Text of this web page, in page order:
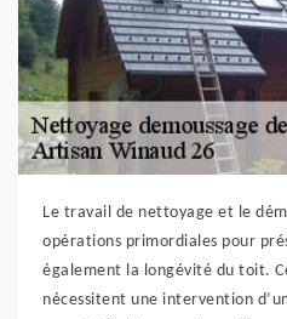
Le travail de nettoyage et le
opérations primordiales pour
également la longévité du toit.
nécessitent une intervention